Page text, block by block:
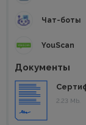
Чат-боты
YouScan
Документы
2.23 Mb.